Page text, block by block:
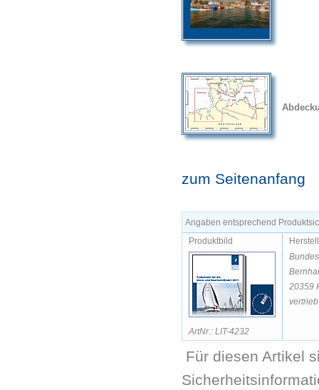
zum Seitenanfang
Angaben entsprechend
Produktbild
ArtNr.: LIT-4232
20359
Für diesen Artikel